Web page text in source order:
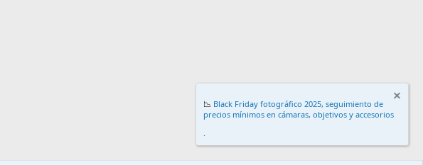
📉 Black Friday fotográfico 2025, seguimiento de
precios mínimos en cámaras, objetivos y accesorios
.